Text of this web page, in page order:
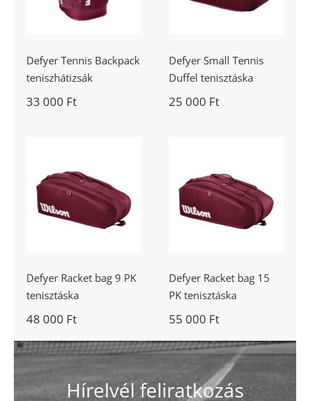
Defyer Tennis Backpack
teniszhátizsák
33 000 Ft
Defyer Small Tennis
Duffel tenisztáska
25 000 Ft
Defyer Racket
bag 9 PK
tenisztáska
Defyer Racket bag 9 PK
tenisztáska
48 000 Ft
Defyer Racket
bag 15 PK
tenisztáska
Defyer Racket bag 15
PK tenisztáska
55 000 Ft
Hírelvél feliratkozás